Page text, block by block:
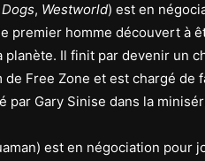
, Westworld) est en
premier homme découvert à
planète. Il finit par devenir un
Free Zone et est chargé de
par Gary Sinise dans la
est en négociation pour